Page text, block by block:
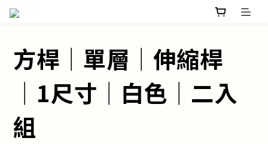
方桿│單層│伸縮桿
│1尺寸│白色│二入
組